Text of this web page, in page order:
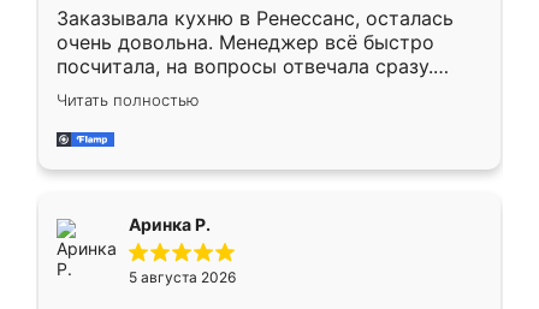
Заказывала кухню в Ренессанс, осталась
очень довольна. Менеджер всё быстро
посчитала, на вопросы отвечала сразу.
Замерщик приехал в субботу, подошёл к
делу со всей ответственностью. Собрали
за день, ребята работали аккуратно, даже
Читать полностью
Аринка Р.
5 августа 2026